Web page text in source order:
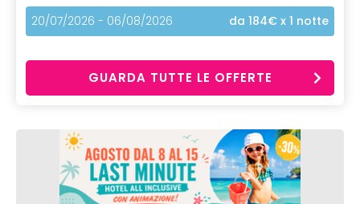
20/07/2026 - 06/08/2026
da 184€ x 1 notte
GUARDA TUTTE LE OFFERTE